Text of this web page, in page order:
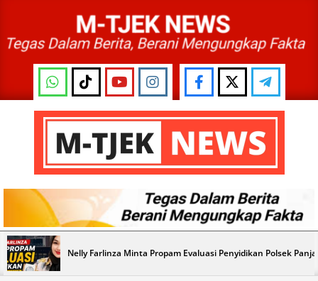
content
M-
TJEK
NEWS
Primary
Navigation
Menu
Nelly Farlinza Minta Propam Evaluasi Penyidikan Polsek